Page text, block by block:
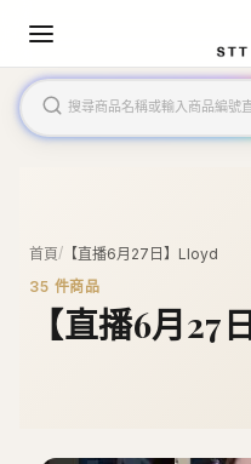
首頁/ 【直播6月27日】Lloyd
35 件商品
【直播6月27